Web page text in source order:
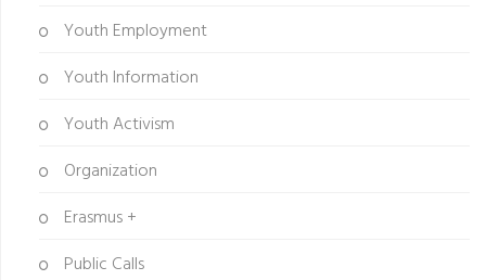
Youth Employment
Youth Information
Youth Activism
Organization
Erasmus +
Public Calls